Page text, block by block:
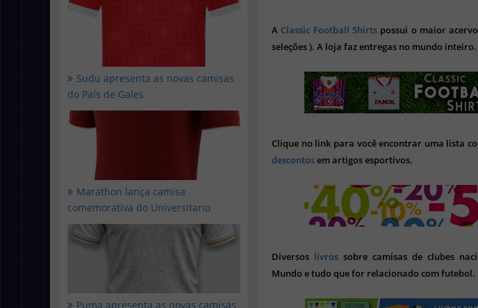
Sudu apresenta as novas camisas
do País de Gales
Marathon lança camisa
comemorativa do Universitario
Puma apresenta as novas camisas
A Classic Football Shirts possui o maior
seleções ). A loja faz entregas no mundo inteiro.
Clique no link para você encontrar uma lista
descontosem artigos esportivos.
Diversos livros sobre camisas de clubes
Mundo e tudo que for relacionado com futebol.